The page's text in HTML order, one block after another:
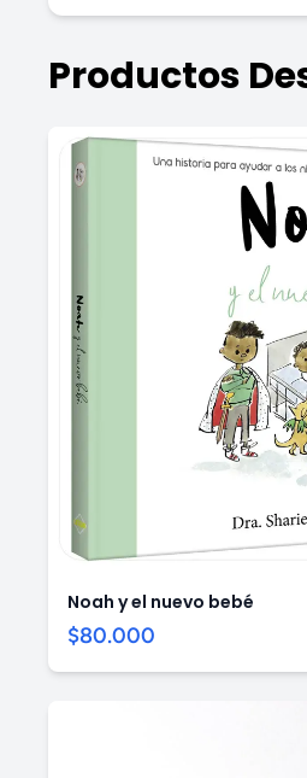
Productos
Noah y el nuevo bebé
$80.000